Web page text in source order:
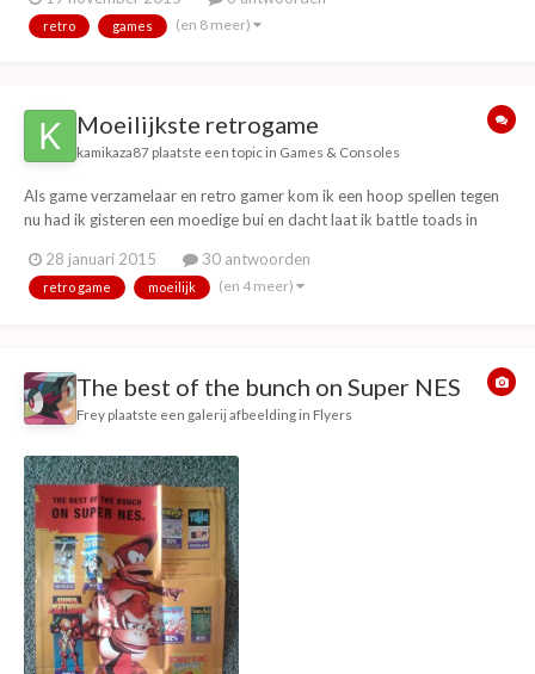
pokeren of toffe expo’s bekijken. Uiteraard is aan eten en drinken ook
gedacht. T42's Ar...
retro games (en 8 meer)
Moeilijkste retrogame
kamikaza87 plaatste een topic in Games & Consoles
Als game verzamelaar en retro gamer kom ik een hoop spellen tegen
nu had ik gisteren een moedige bui en dacht laat ik battle toads in
ik zoon hekel aan dat spel had het is alsof ze een hard mode hebben
gemaakt maar e...
28 januari 2015 30 antwoorden
retro game moeilijk (en 4 meer)
The best of the bunch on Super NES
Frey plaatste een galerij afbeelding in Flyers